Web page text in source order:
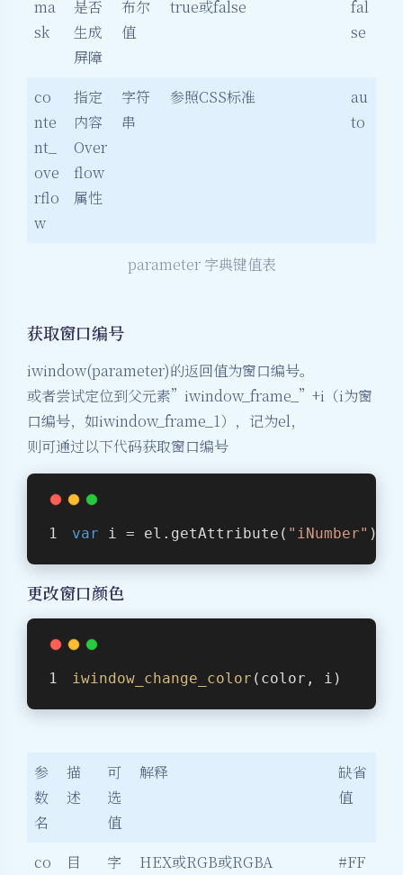
ma
sk
是否
生成
屏障
布尔
值
true或false
fal
se
co
nte
nt_
ove
rflo
w
指定
内容
Over
flow
属性
字符
串
参照CSS标准
au
to
parameter 字典键值表
获取窗口编号
iwindow(parameter)的返回值为窗口编号。
或者尝试定位到父元素”iwindow_frame_”+i（i为窗
口编号，如iwindow_frame_1），记为el，
则可通过以下代码获取窗口编号
var i = el.getAttribute( "iNumber" );
更改窗口颜色
iwindow_change_color (color, i)
参
数
名
描
述
可
选
值
解释
缺省
值
co
目
字
HEX或RGB或RGBA
#FF